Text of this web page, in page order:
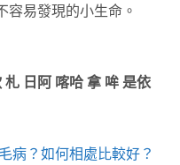
容易發現的小生命。
日阿 喀哈 拿 哞 是依
病？如何相處比較好？